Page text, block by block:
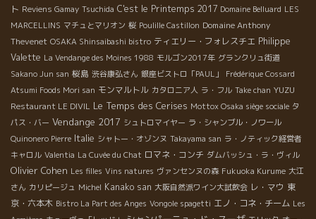
ト Reviens Gamay Tsuchida C'est le Printemps 2017 Domaine Belluard LES
MARCELLINS マチュとマリオン 桜 Poulille Castillon Domaine Anthony
Thevenet OSAKA Shinsaibashi bistro ティエリー・フォレスチエ Philippe
Valette La Vendange des Moines 1988 モルゴン2017年 グランクリュ街道
Sakano Jun san 桜島 渋谷康弘さん 銀座ビストロ「PAUL」
Frédérique Cossard
Atsumi Foods Mori san モンマルトル カタロニア人 ラ・フル Take chan YUZU
Restaurant LE DIVIL Le Temps des Cerises Mottox Osaka siège sociale タ
パス・バー Vendange 2017 シュトロマイヤー ラ・シャンブル・ノワール
Quinonero Pierre Italie シャトー・オゾンヌ Takayama san ラ・ノティック経営者
キャロル Valentia La Cuvée du Chat ロマネ・コンチ ダムバッシュ・ラ・ヴィル
Olivier Cohen Les filles Vins natures ヴァンセンヌの森 Fukuoka Kurume 大江
さん カリピージュ Michel Kanako san 大阪自然派ワイン大試飲会 レ・マウ 東
京・六本木 Bistro La Part des Anges Vongole spagetti エノ・コネ・チーム Les